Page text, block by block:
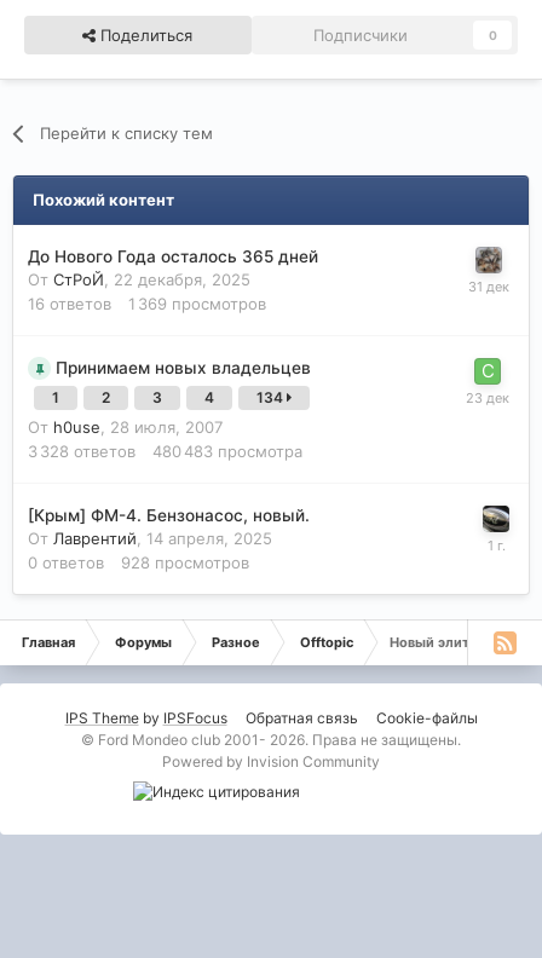
Поделиться Подписчики 0
Перейти к списку тем
Похожий контент
До Нового Года осталось 365 дней
От СтРоЙ
22 декабря, 2025
16 ответов 1 369 просмотров
Принимаем новых владельцев
1 2 3 4 134
От h0use, 28 июля, 2007
3 328 ответов 480 483 просмотра
[Крым] ФМ-4. Бензонасос, новый.
От Лаврентий, 14 апреля, 2025
0 ответов 928 просмотров
Главная Форумы Разное Offtopic Новый элитный район
IPS Themeby IPSFocus Обратная связь
Cookie-файлы
© Ford Mondeo club 2001- 2026. Права не защищены.
Powered by Invision Community